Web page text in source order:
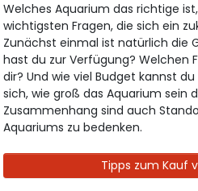
Welches Aquarium das richtige
wichtigsten Fragen, die sich ein
Zunächst einmal ist natürlich die
hast du zur Verfügung? Welchen
dir? Und wie viel Budget kannst
sich, wie groß das Aquarium sein
Zusammenhang sind auch
Aquariums zu bedenken.
Tipps zum Kauf